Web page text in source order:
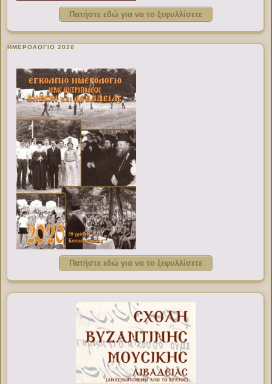
Πατήστε εδώ για να το ξεφυλλίσετε
ΗΜΕΡΟΛΟΓΙΟ 2020
Πατήστε εδώ για να το ξεφυλλίσετε